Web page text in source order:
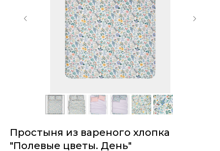
Простыня из вареного хлопка
"Полевые цветы. День"